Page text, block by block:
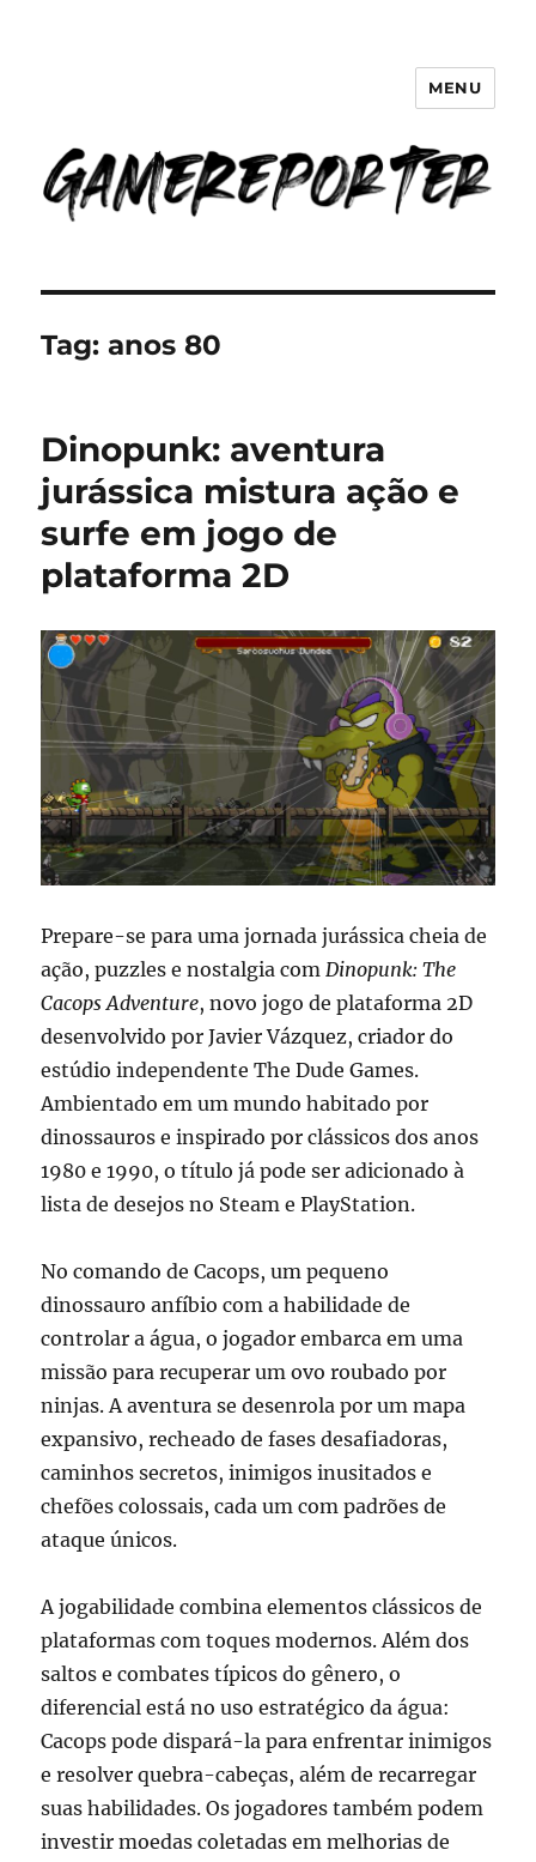
GameReporter | Cultura Gamer
MENU
Tag:anos 80
Dinopunk: aventura
jurássica mistura ação e
surfe em jogo de
plataforma 2D
Prepare-se para uma jornada jurássica cheia de
ação, puzzles e nostalgia comDinopunk: The
Cacops Adventure, novo jogo de plataforma 2D
desenvolvido por Javier Vázquez, criador do
estúdio independente The Dude Games.
Ambientado em um mundo habitado por
dinossauros e inspirado por clássicos dos anos
1980 e 1990, o título já pode ser adicionado à
lista de desejos no Steam e PlayStation.
No comando de Cacops, um pequeno
dinossauro anfíbio com a habilidade de
controlar a água, o jogador embarca em uma
missão para recuperar um ovo roubado por
ninjas. A aventura se desenrola por um mapa
expansivo, recheado de fases desafiadoras,
caminhos secretos, inimigos inusitados e
chefões colossais, cada um com padrões de
ataque únicos.
A jogabilidade combina elementos clássicos de
plataformas com toques modernos. Além dos
saltos e combates típicos do gênero, o
diferencial está no uso estratégico da água:
Cacops pode dispará-la para enfrentar inimigos
e resolver quebra-cabeças, além de recarregar
suas habilidades. Os jogadores também podem
investir moedas coletadas em melhorias de